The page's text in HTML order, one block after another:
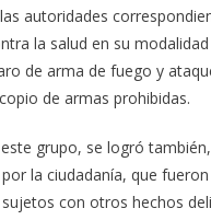
autoridades
la salud en su modalidad
de arma de fuego y
de armas prohibidas.
grupo, se logró
la ciudadanía, que
con otros hechos